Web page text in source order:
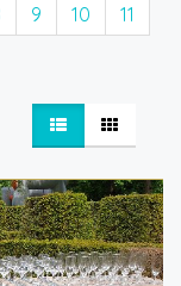
9 10
11